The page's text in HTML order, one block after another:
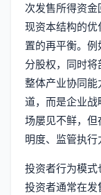
次发售所得资
现资本结构的
置的再平衡。
分股权，同时
整体产业协同
道，而是企业
场屡见不鲜，
明度、监管执行
投资者行为模
投资者通常在